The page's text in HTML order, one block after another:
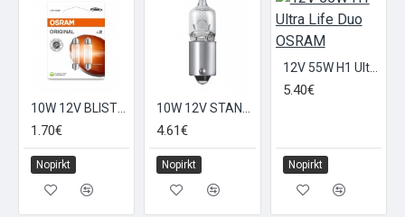
10W 12V BLISTER STANDARTLAMPA 2gb. OSRAM
1.70€
Nopirkt
4.61€
Nopirkt
12V 55W H1 Ultra Life Duo OSRAM
5.40€
Nopirkt